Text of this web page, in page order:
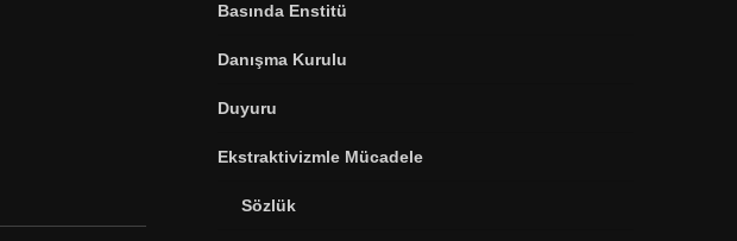
Basında Enstitü
Danışma Kurulu
Duyuru
Ekstraktivizmle Mücadele
Sözlük